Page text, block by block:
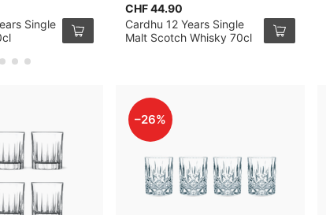
Single
CHF 44.90
Cardhu 12 Years Single
Malt Scotch Whisky 70cl
–26%